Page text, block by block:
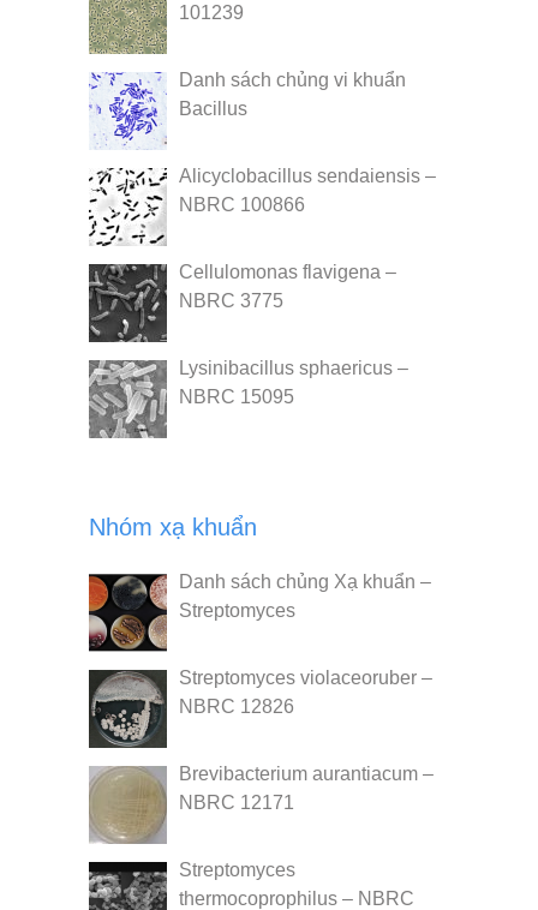
101239
Danh sách chủng vi khuẩn
Bacillus
Alicyclobacillus sendaiensis –
NBRC 100866
Cellulomonas flavigena –
NBRC 3775
Lysinibacillus sphaericus –
NBRC 15095
Nhóm xạ khuẩn
Danh sách chủng Xạ khuẩn –
Streptomyces
Streptomyces violaceoruber –
NBRC 12826
Brevibacterium aurantiacum –
NBRC 12171
Streptomyces
thermocoprophilus – NBRC